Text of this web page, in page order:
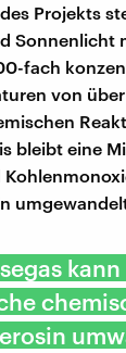
Projekts
Sonnenlicht
fach
von
bleibt eine